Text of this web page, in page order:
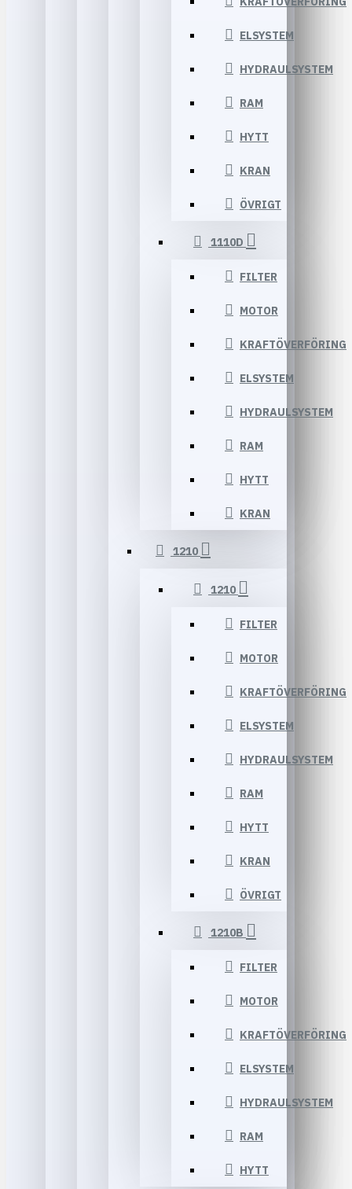
ELSYSTEM
HYDRAULSYSTEM
RAM
HYTT
KRAN
ÖVRIGT
1110D
FILTER
MOTOR
KRAFTÖVERFÖRING
ELSYSTEM
HYDRAULSYSTEM
RAM
HYTT
KRAN
1210
1210
FILTER
MOTOR
KRAFTÖVERFÖRING
ELSYSTEM
HYDRAULSYSTEM
RAM
HYTT
KRAN
ÖVRIGT
1210B
FILTER
MOTOR
KRAFTÖVERFÖRING
ELSYSTEM
HYDRAULSYSTEM
RAM
HYTT